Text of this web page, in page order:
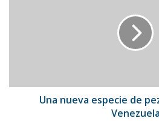
Venezuela
Una nueva especie de
Venezuela